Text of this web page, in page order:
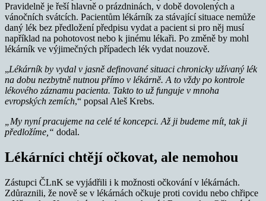
Pravidelně je řeší hlavně o prázdninách, v době dovolených a
vánočních svátcích. Pacientům lékárník za stávající situace nemůže
daný lék bez předložení předpisu vydat a pacient si pro něj musí
například na pohotovost nebo k jinému lékaři. Po změně by mohl
lékárník ve výjimečných případech lék vydat nouzově.
„Lékárník by vydal v jasně definované situaci chronicky užívaný lék
na dobu nezbytně nutnou přímo v lékárně. A to vždy po kontrole
lékového záznamu pacienta. Takto to už funguje v mnoha
evropských zemích,“ popsal Aleš Krebs.
„My nyní pracujeme na celé té koncepci. Až ji budeme mít, tak ji
předložíme,“ dodal.
Lékárníci chtějí očkovat, ale nemohou
Zástupci ČLnK se vyjádřili i k možnosti očkování v lékárnách.
Zdůraznili, že nově se v lékárnách očkuje proti covidu nebo chřipce